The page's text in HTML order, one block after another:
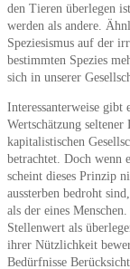
den Tieren überlegen
werden als andere.
Speziesismus auf der
bestimmten Spezies
sich in unserer
Interessanterweise gibt
Wertschätzung
kapitalistischen
betrachtet. Doch wenn
scheint dieses Prinzip
aussterben bedroht
als der eines
Stellenwert als
ihrer Nützlichkeit
Bedürfnisse